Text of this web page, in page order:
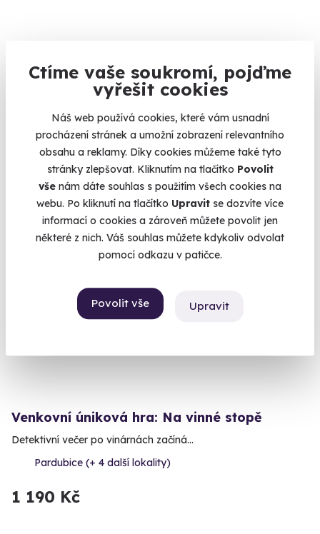
Ctíme vaše soukromí, pojďme
vyřešit cookies
Náš web používá cookies, které vám usnadní
procházení stránek a umožní zobrazení relevantního
obsahu a reklamy. Díky cookies můžeme také tyto
stránky zlepšovat. Kliknutím na tlačítko Povolit
vše nám dáte souhlas s použitím všech cookies na
webu. Po kliknutí na tlačítko Upravit se dozvíte více
informací o cookies a zároveň můžete povolit jen
některé z nich. Váš souhlas můžete kdykoliv odvolat
pomocí odkazu v patičce.
Povolit vše Upravit
8.0(1)
budoucnosti
Vaše mise: zachránit pivo.
Pardubice (+ 12 dalších lokalit)
1 190 Kč
Venkovní úniková hra: Na vinné stopě
Detektivní večer po vinárnách začíná…
Pardubice (+ 4 další lokality)
1 190 Kč